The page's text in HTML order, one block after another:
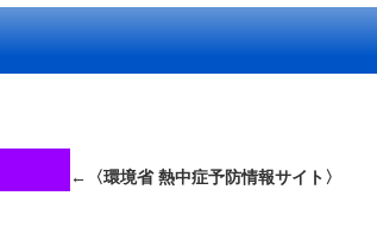
←〈環境省 熱中症予防情報サイト〉